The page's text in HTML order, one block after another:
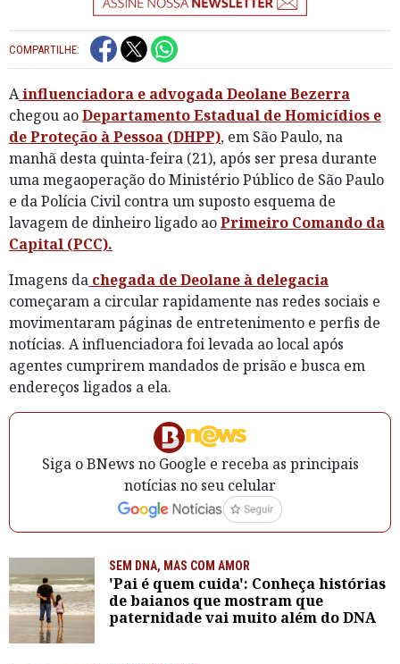
COMPARTILHE:
Ainfluenciadora e advogada Deolane Bezerra
chegou aoDepartamento Estadual de Homicídios e
de Proteção à Pessoa (DHPP), em São Paulo, na
manhã desta quinta-feira (21), após ser presa durante
uma megaoperação do Ministério Público de São Paulo
e da Polícia Civil contra um suposto esquema de
lavagem de dinheiro ligado aoPrimeiro Comando da
Capital (PCC).
Imagens da chegada de Deolane à delegacia
começaram a circular rapidamente nas redes sociais e
movimentaram páginas de entretenimento e perfis de
notícias. A influenciadora foi levada ao local após
agentes cumprirem mandados de prisão e busca em
endereços ligados a ela.
Siga o BNews no Google e receba as principais
notícias no seu celular
SEM DNA, MAS COM AMOR
'Pai é quem cuida': Conheça histórias
de baianos que mostram que
paternidade vai muito além do DNA